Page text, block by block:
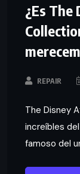
¿Es The
REPAIR
The Disney
increíbles
famoso del